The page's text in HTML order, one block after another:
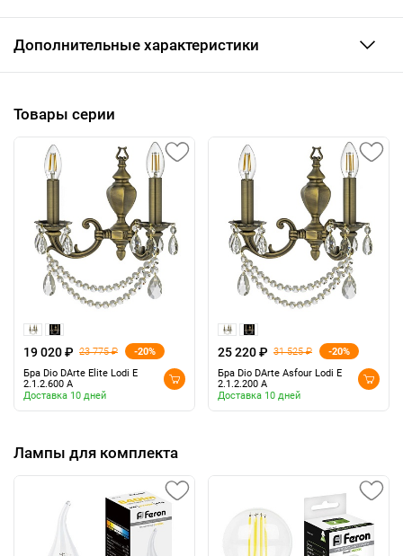
Дополнительные характеристики
Товары серии
19 020 ₽ 23 775 ₽
-20%
Бра Dio DArte Elite Lodi E
2.1.2.600 A
Доставка 10 дней
25 220 ₽ 31 525 ₽
-20%
Бра Dio DArte Asfour Lodi E
2.1.2.200 A
Доставка 10 дней
Лампы для комплекта